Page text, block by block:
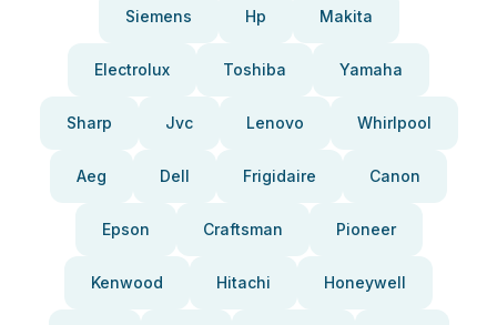
Siemens Hp Makita
Electrolux Toshiba Yamaha
Sharp Jvc Lenovo Whirlpool
Aeg Dell Frigidaire Canon
Epson Craftsman Pioneer
Kenwood Hitachi Honeywell